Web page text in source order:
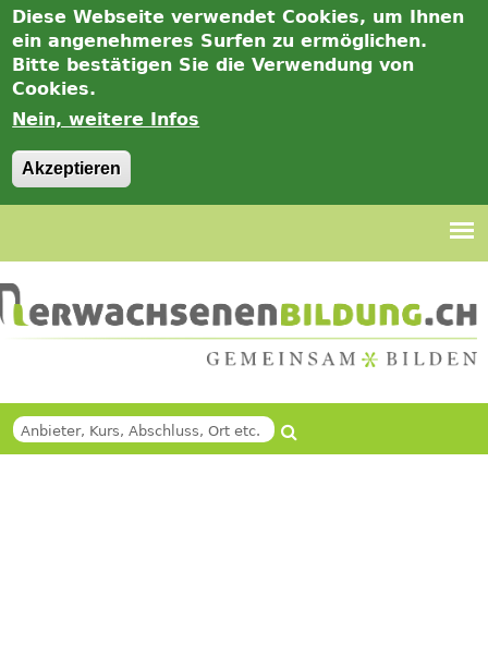
Diese Webseite verwendet Cookies, um Ihnen
ein angenehmeres Surfen zu ermöglichen.
Bitte bestätigen Sie die Verwendung von
Cookies.
Nein, weitere Infos
Akzeptieren
Suche